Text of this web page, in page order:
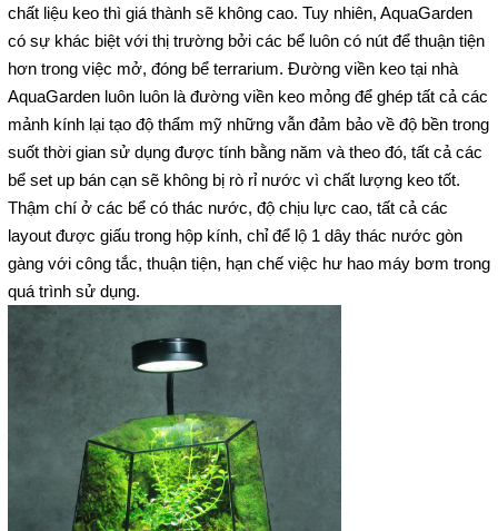
chất liệu keo thì giá thành sẽ không cao. Tuy nhiên, AquaGarden
có sự khác biệt với thị trường bởi các bể luôn có nút để thuận tiện
hơn trong việc mở, đóng bể terrarium. Đường viền keo tại nhà
AquaGarden luôn luôn là đường viền keo mỏng để ghép tất cả các
mảnh kính lại tạo độ thẩm mỹ những vẫn đảm bảo về độ bền trong
suốt thời gian sử dụng được tính bằng năm và theo đó, tất cả các
bể set up bán cạn sẽ không bị rò rỉ nước vì chất lượng keo tốt.
Thậm chí ở các bể có thác nước, độ chịu lực cao, tất cả các
layout được giấu trong hộp kính, chỉ để lộ 1 dây thác nước gòn
gàng với công tắc, thuận tiện, hạn chế việc hư hao máy bơm trong
quá trình sử dụng.